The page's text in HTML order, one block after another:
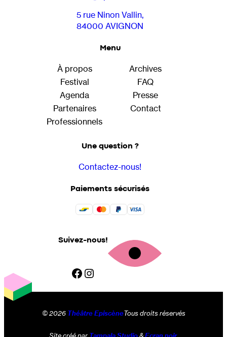
5 rue Ninon Vallin,
84000 AVIGNON
Menu
À propos
Festival
Agenda
Partenaires
Professionnels
Archives
FAQ
Presse
Contact
Une question ?
Contactez-nous!
Paiements sécurisés
Suivez-nous!
Facebook Instagram
© 2026 Théâtre EpiscèneTous droits réservés